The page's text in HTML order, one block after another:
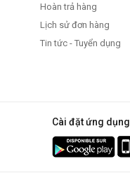
Hoàn trả hàng
Lịch sử đơn hàng
Tin tức - Tuyển dụng
Cài đặt ứng dụng